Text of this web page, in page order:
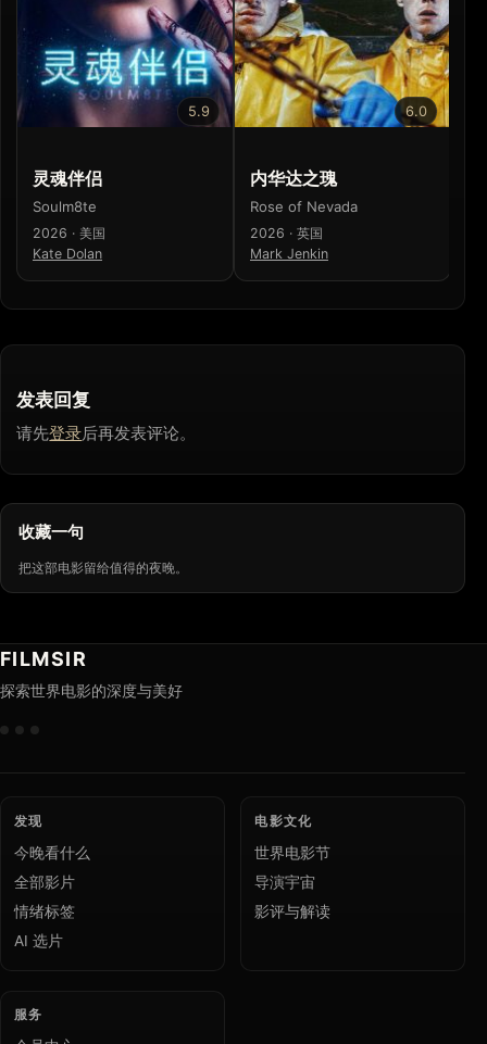
5.9
灵魂伴侣
Soulm8te
2026 · 美国
Kate Dolan
6.0
内华达之瑰
Rose of Nevada
2026 · 英国
Mark Jenkin
发表回复
请先登录后再发表评论。
收藏一句
把这部电影留给值得的夜晚。
FILMSIR
探索世界电影的深度与美好
发现
今晚看什么
全部影片
情绪标签
AI 选片
电影文化
世界电影节
导演宇宙
影评与解读
服务